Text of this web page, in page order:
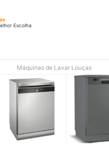
Escolha
Máquinas de Lavar Louças